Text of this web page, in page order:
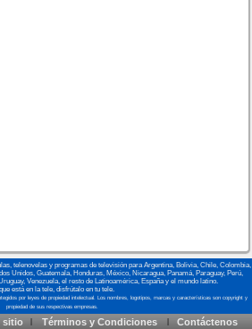
telenovelas y programas de televisión para Argentina, Bolivia, Chile, Colombia,
Unidos, Guatemala, Honduras, México, Nicaragua, Panamá, Paraguay, Perú,
Venezuela, el resto de Latinoamérica, España y el mundo latino.
está en la tele, disfrútalo en tu tele.
sitio | Términos y Condiciones | Contáctenos